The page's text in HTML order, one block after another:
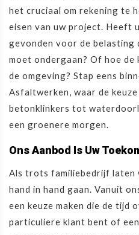
het cruciaal om rekening te
eisen van uw project. Heeft
gevonden voor de belasting
moet ondergaan? Of hoe
de omgeving? Stap eens
Asfaltwerken, waar de
betonklinkers tot
een groenere morgen.
Ons Aanbod Is Uw
Als trots familiebedrijf laten
hand in hand gaan. Vanuit
een keuze maken die de tijd
particuliere klant bent of